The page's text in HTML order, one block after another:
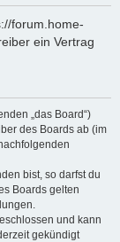
forum.home-
ein Vertrag
„das Board“)
des Boards ab (im
bist, so darfst du
Boards gelten
und kann
gekündigt